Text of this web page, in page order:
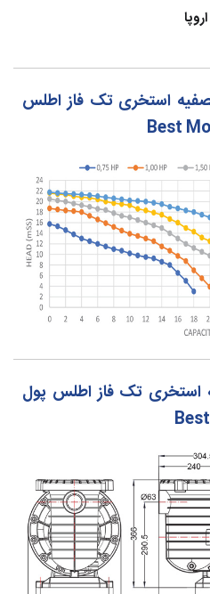
استخری تک فاز اطلس
استخری تک فاز اطلس پول